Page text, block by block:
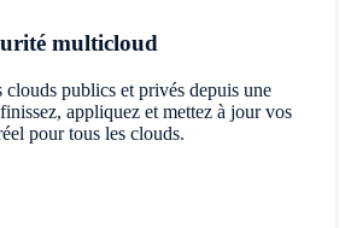
multicloud
clouds publics et privés depuis une
appliquez et mettez à jour vos
pour tous les clouds.